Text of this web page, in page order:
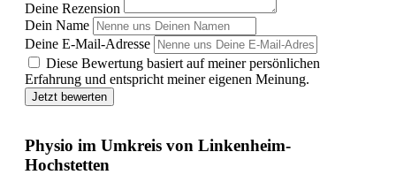
Deine Rezension
Dein Name
Deine E-Mail-Adresse
Diese Bewertung basiert auf meiner persönlichen
Erfahrung und entspricht meiner eigenen Meinung.
Jetzt bewerten
Physio im Umkreis von Linkenheim-
Hochstetten